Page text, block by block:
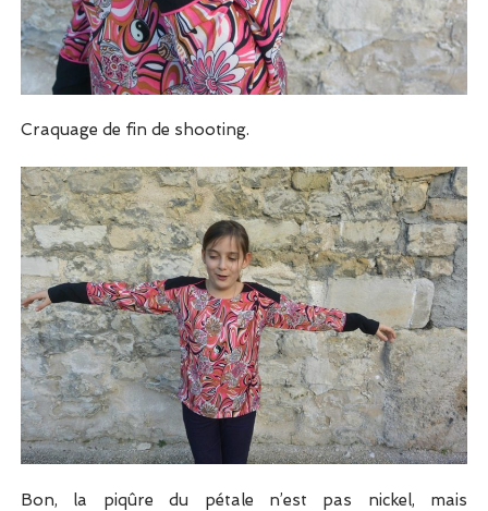
Craquage de fin de shooting.
Bon, la piqûre du pétale n’est pas nickel, mais